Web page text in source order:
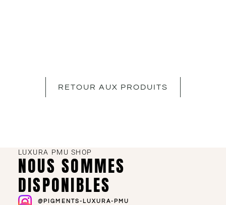
RETOUR AUX PRODUITS
LUXURA PMU SHOP
NOUS SOMMES
DISPONIBLES
@PIGMENTS-LUXURA-PMU